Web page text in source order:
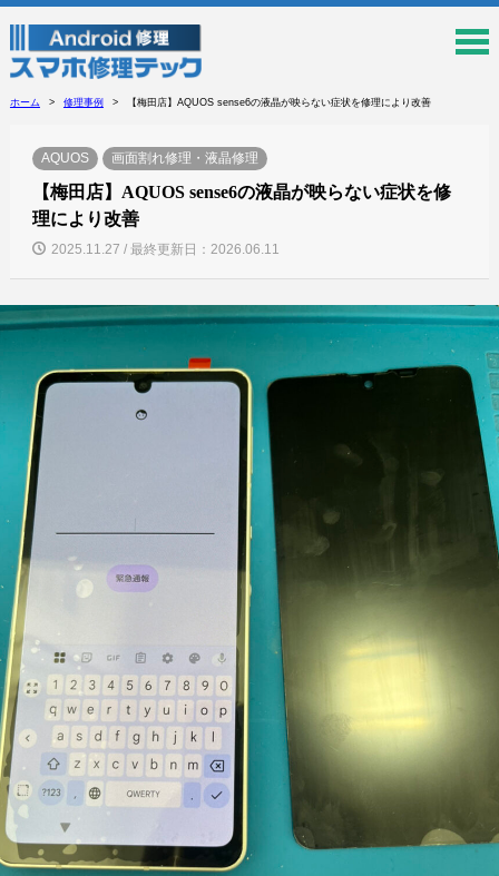
ホーム 修理事例 【梅田店】AQUOS sense6の液晶が映らない症状を修理により改善
AQUOS 画面割れ修理・液晶修理
【梅田店】AQUOS sense6の液晶が映らない症状を修
理により改善
2025.11.27 / 最終更新日：2026.06.11